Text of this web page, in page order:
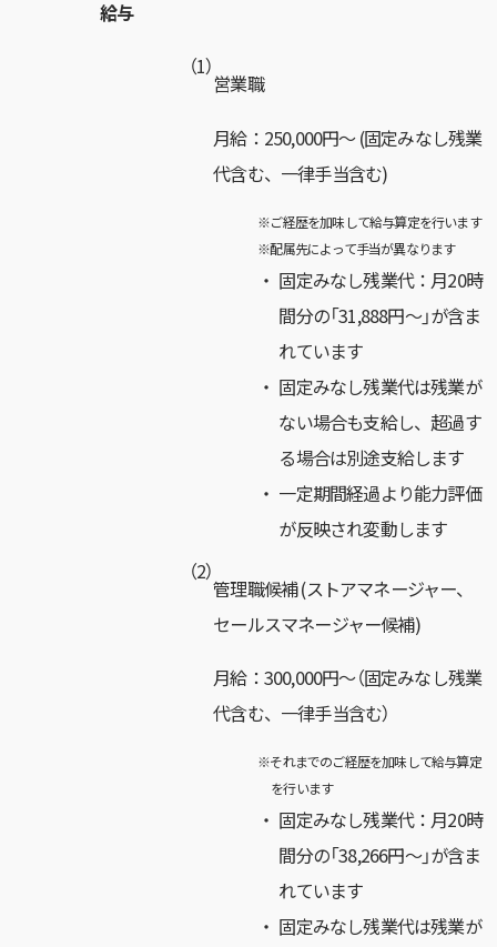
給与
（1）
営業職
月給：250,000円～ (固定みなし残業
代含む、一律手当含む)
※ご経歴を加味して給与算定を行います
※配属先によって手当が異なります
固定みなし残業代：月20時
間分の「31,888円～」が含ま
れています
固定みなし残業代は残業が
ない場合も支給し、超過す
る場合は別途支給します
一定期間経過より能力評価
が反映され変動します
（2）
管理職候補 (ストアマネージャー、
セールスマネージャー候補)
月給：300,000円～（固定みなし残業
代含む、一律手当含む）
※それまでのご経歴を加味して給与算定
を行います
固定みなし残業代：月20時
間分の「38,266円～」が含ま
れています
固定みなし残業代は残業が